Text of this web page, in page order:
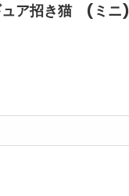
ュア招き猫 (ミニ)